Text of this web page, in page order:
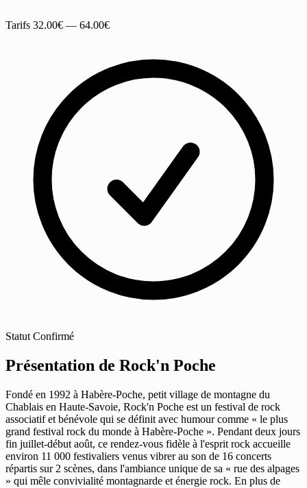
Tarifs 32.00€ — 64.00€
Statut Confirmé
Présentation de Rock'n Poche
Fondé en 1992 à Habère-Poche, petit village de montagne du
Chablais en Haute-Savoie, Rock'n Poche est un festival de rock
associatif et bénévole qui se définit avec humour comme « le plus
grand festival rock du monde à Habère-Poche ». Pendant deux jours
fin juillet-début août, ce rendez-vous fidèle à l'esprit rock accueille
environ 11 000 festivaliers venus vibrer au son de 16 concerts
répartis sur 2 scènes, dans l'ambiance unique de sa « rue des alpages
» qui mêle convivialité montagnarde et énergie rock. En plus de